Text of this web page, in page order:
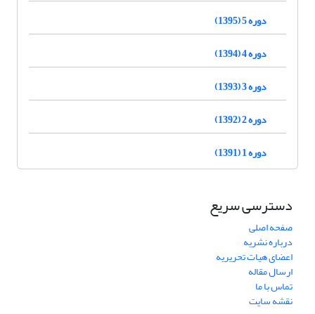
دوره 5 (1395)
دوره 4 (1394)
دوره 3 (1393)
دوره 2 (1392)
دوره 1 (1391)
دسترسی سریع
صفحه اصلی
درباره نشریه
اعضای هیات تحریریه
ارسال مقاله
تماس با ما
نقشه سایت